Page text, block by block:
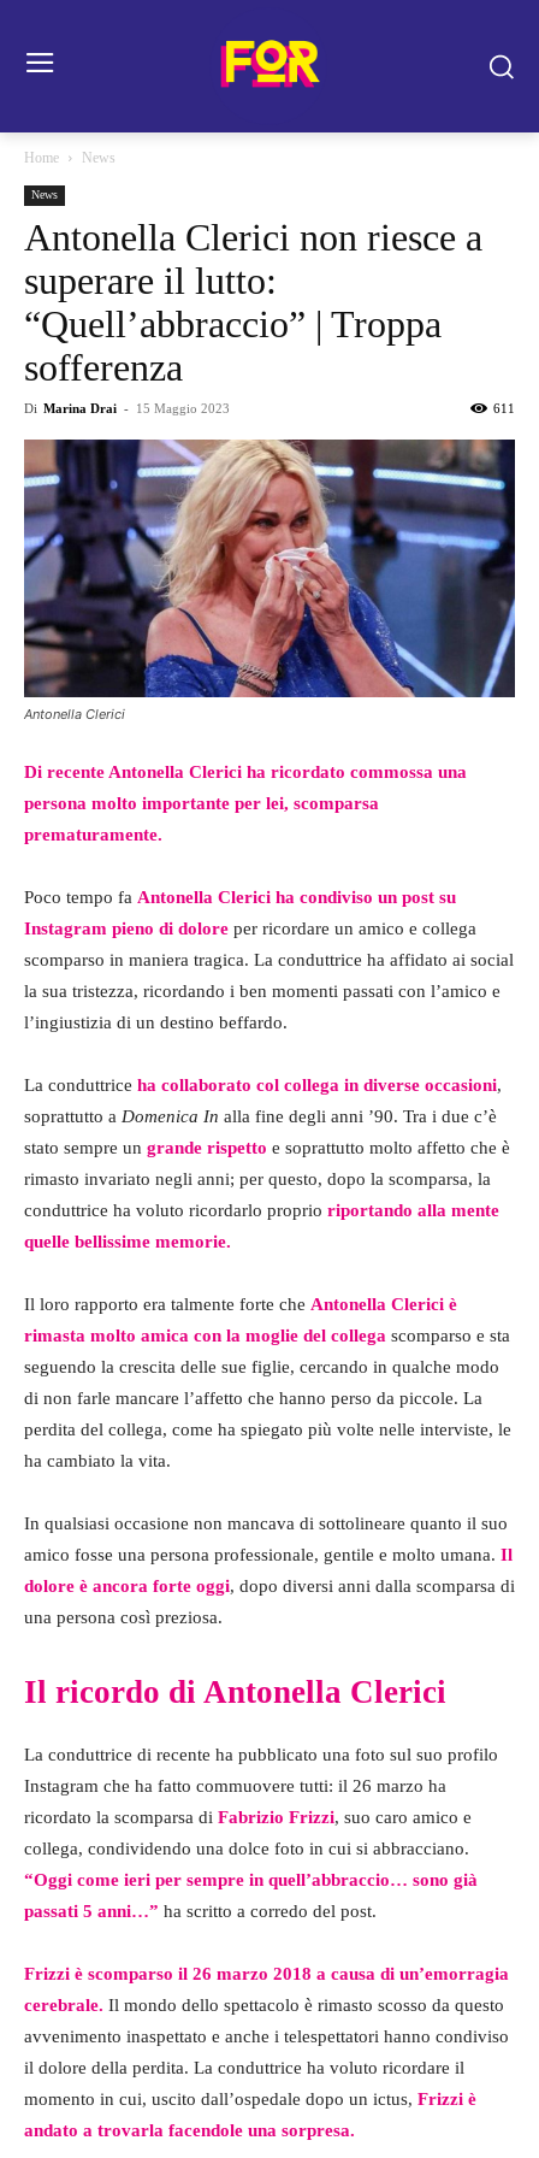
Home News
News
Antonella Clerici non riesce a
superare il lutto:
“Quell’abbraccio” | Troppa
sofferenza
Di Marina Drai - 15 Maggio 2023 611
Antonella Clerici
Di recente Antonella Clerici ha ricordato commossa una
persona molto importante per lei, scomparsa
prematuramente.
Poco tempo fa Antonella Clerici ha condiviso un post su
Instagram pieno di dolore per ricordare un amico e collega
scomparso in maniera tragica. La conduttrice ha affidato ai social
la sua tristezza, ricordando i ben momenti passati con l’amico e
l’ingiustizia di un destino beffardo.
La conduttrice ha collaborato col collega in diverse occasioni,
soprattutto a Domenica In alla fine degli anni ’90. Tra i due c’è
stato sempre un grande rispetto e soprattutto molto affetto che è
rimasto invariato negli anni; per questo, dopo la scomparsa, la
conduttrice ha voluto ricordarlo proprio riportando alla mente
quelle bellissime memorie.
Il loro rapporto era talmente forte che Antonella Clerici è
rimasta molto amica con la moglie del collega scomparso e sta
seguendo la crescita delle sue figlie, cercando in qualche modo
di non farle mancare l’affetto che hanno perso da piccole. La
perdita del collega, come ha spiegato più volte nelle interviste, le
ha cambiato la vita.
In qualsiasi occasione non mancava di sottolineare quanto il suo
amico fosse una persona professionale, gentile e molto umana. Il
dolore è ancora forte oggi, dopo diversi anni dalla scomparsa di
una persona così preziosa.
Il ricordo di Antonella Clerici
La conduttrice di recente ha pubblicato una foto sul suo profilo
Instagram che ha fatto commuovere tutti: il 26 marzo ha
ricordato la scomparsa di Fabrizio Frizzi, suo caro amico e
collega, condividendo una dolce foto in cui si abbracciano.
“Oggi come ieri per sempre in quell’abbraccio… sono già
passati 5 anni…” ha scritto a corredo del post.
Frizzi è scomparso il 26 marzo 2018 a causa di un’emorragia
cerebrale. Il mondo dello spettacolo è rimasto scosso da questo
avvenimento inaspettato e anche i telespettatori hanno condiviso
il dolore della perdita. La conduttrice ha voluto ricordare il
momento in cui, uscito dall’ospedale dopo un ictus, Frizzi è
andato a trovarla facendole una sorpresa.